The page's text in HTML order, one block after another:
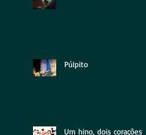
Púlpito
Um hino, dois corações